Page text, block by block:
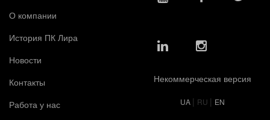
О компании
История ПК Лира
Новости
Контакты
Работа у нас
Некоммерческая версия
UA | RU | EN